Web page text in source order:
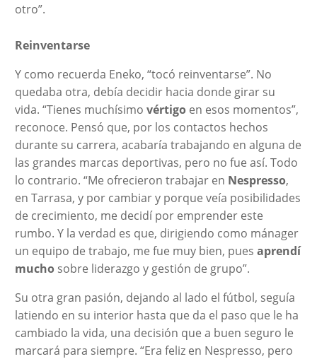
otro”.
Reinventarse
Y como recuerda Eneko, “tocó reinventarse”. No
quedaba otra, debía decidir hacia donde girar su
vida. “Tienes muchísimo vértigoen esos momentos”,
reconoce. Pensó que, por los contactos hechos
durante su carrera, acabaría trabajando en alguna de
las grandes marcas deportivas, pero no fue así. Todo
lo contrario. “Me ofrecieron trabajar en Nespresso,
en Tarrasa, y por cambiar y porque veía posibilidades
de crecimiento, me decidí por emprender este
rumbo. Y la verdad es que, dirigiendo como mánager
un equipo de trabajo, me fue muy bien, pues aprendí
muchosobre liderazgo y gestión de grupo”.
Su otra gran pasión, dejando al lado el fútbol, seguía
latiendo en su interior hasta que da el paso que le ha
cambiado la vida, una decisión que a buen seguro le
marcará para siempre. “Era feliz en Nespresso, pero